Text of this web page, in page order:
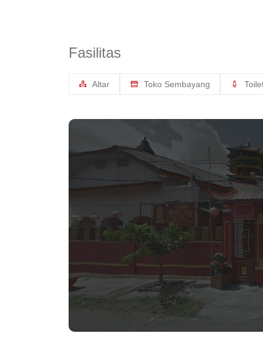
Fasilitas
Altar Toko Sembayang